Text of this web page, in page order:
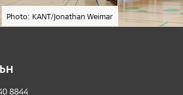
Photo: KANT/Jonathan Weimar
8844